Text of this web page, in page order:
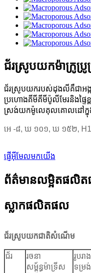
ជ័រស្រូបយកម៉ាក្រូប្
ជ័រស្រូបយករបស់ដុងលីគឺជាអង្ក
ប្រហោងគីមីគីមីប៉ូលីមែរនិងផ្ទៃខ្
ស្រង់យកម៉ូលេគុលគោលដៅក្
អេ -៨, ឃ ១០១, ឃ ១៥២,
ផ្ញើអ៊ីមែលមកយើង
ព័ត៌មានលម្អិតផលិ
ស្លាកផលិតផល
ជ័រស្រូបយកជាតិសំណើម
ជ័រ
រចនា
សម្ព័ន្ធម៉ាទ្រីស
រូបរាង
ទម្រង់